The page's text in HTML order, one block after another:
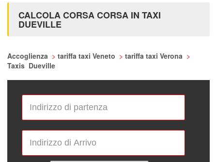
CALCOLA CORSA CORSA IN TAXI
DUEVILLE
Accoglienza > tariffa taxi Veneto > tariffa taxi Verona >
Taxis Dueville